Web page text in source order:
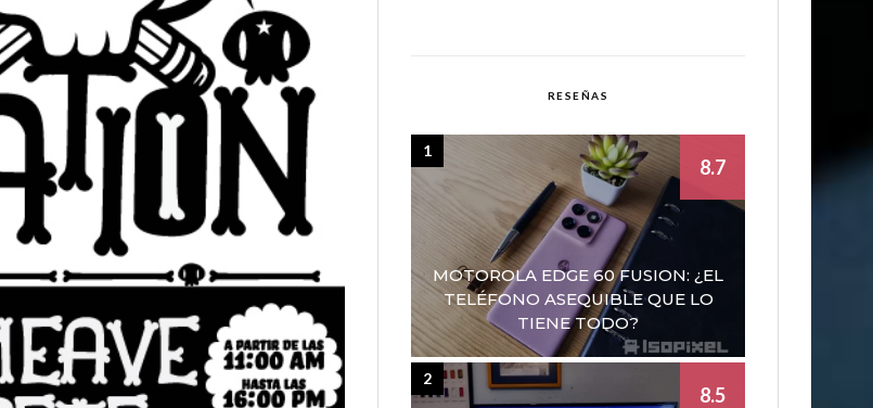
RESEÑAS
MOTOROLA EDGE 60 FUSION: ¿EL
TELÉFONO ASEQUIBLE QUE LO
TIENE TODO?
8.7
1
8.5
2